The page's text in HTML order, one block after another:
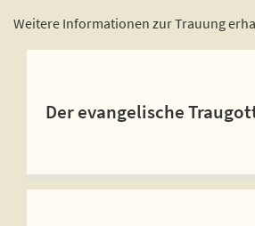
Weitere Informationen zur Trauung
Der evangelische